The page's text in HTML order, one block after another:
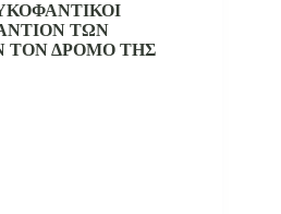
ΤΩΝ
ΤΟΝ ΔΡΟΜΟ ΤΗΣ